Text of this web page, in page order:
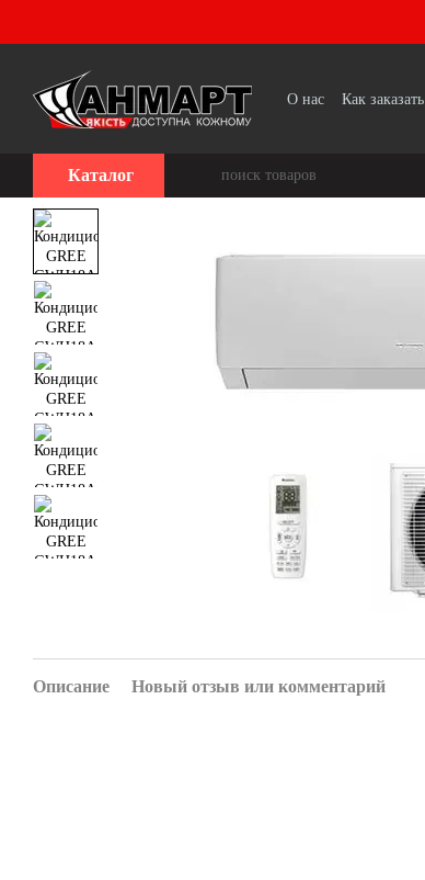
О нас Как заказать
Каталог
Описание Новый отзыв или комментарий